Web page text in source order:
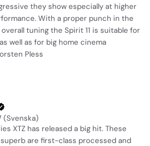
they show especially at higher
With a proper punch in the
tuning the Spirit 11 is suitable for
well as for big home cinema
Pless
(Svenska)
XTZ has released a big hit. These
are first-class processed and